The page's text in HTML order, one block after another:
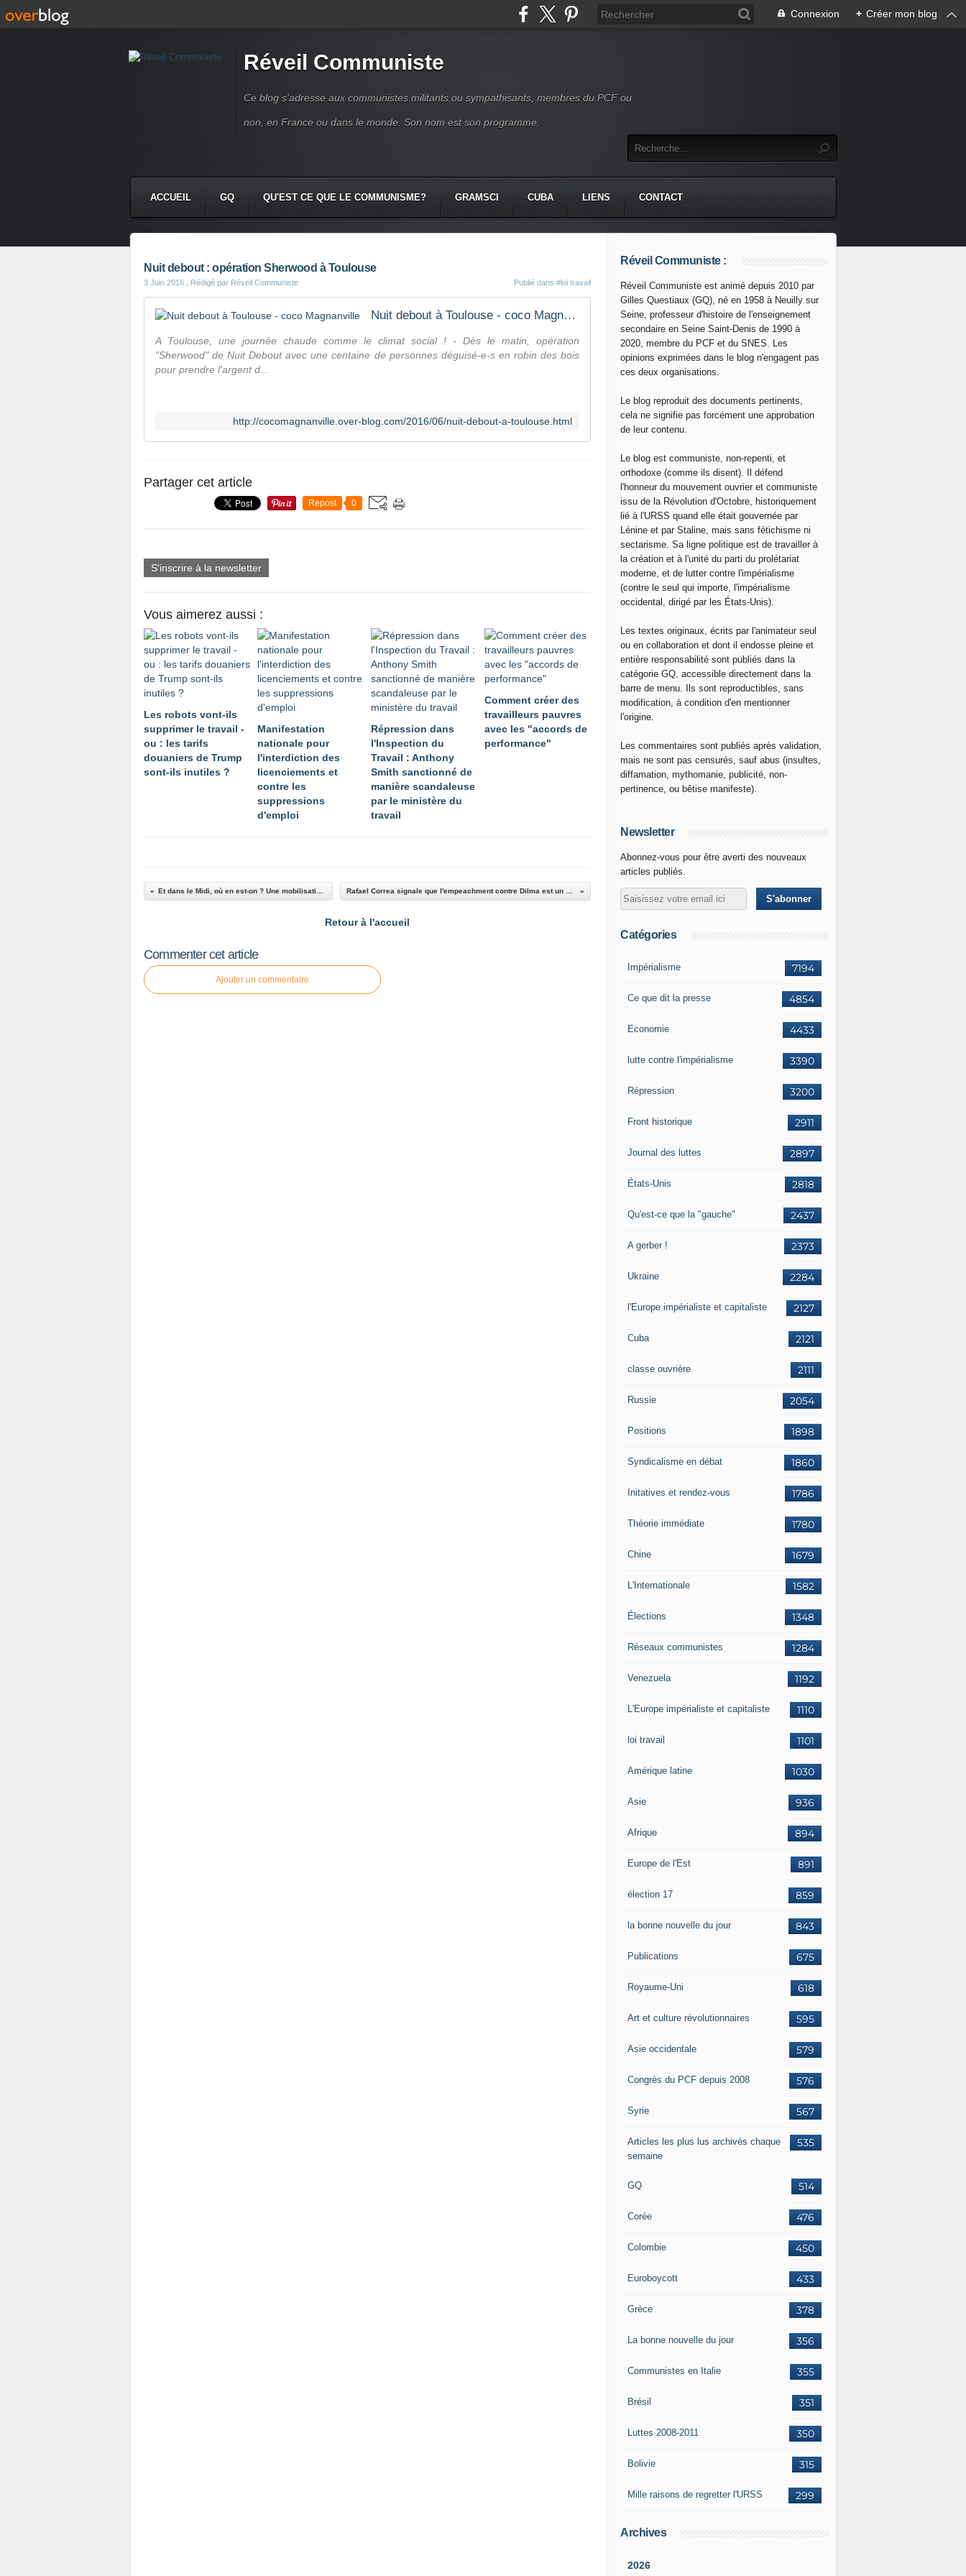
Connexion + Créer mon blog
Réveil Communiste
Ce blog s'adresse aux communistes militants ou sympathisants, membres du PCF ou
non, en France ou dans le monde. Son nom est son programme.
ACCUEIL GQ QU'EST CE QUE LE COMMUNISME? GRAMSCI CUBA LIENS CONTACT
Nuit debout : opération Sherwood à Toulouse
3 Juin 2016 , Rédigé par Réveil Communiste Publié dans #loi travail
Nuit debout à Toulouse - coco Magnanville
A Toulouse, une journée chaude comme le climat social ! - Dès le matin, opération
"Sherwood" de Nuit Debout avec une centaine de personnes déguisé-e-s en robin des bois
pour prendre l'argent d...
http://cocomagnanville.over-blog.com/2016/06/nuit-debout-a-toulouse.html
Partager cet article
Repost 0
S'inscrire à la newsletter
Vous aimerez aussi :
Les robots vont-ils
supprimer le travail -
ou : les tarifs
douaniers de Trump
sont-ils inutiles ?
Manifestation
nationale pour
l'interdiction des
licenciements et
contre les
suppressions
d'emploi
Répression dans
l'Inspection du
Travail : Anthony
Smith sanctionné de
manière scandaleuse
par le ministère du
travail
Comment créer des
travailleurs pauvres
avec les "accords de
performance"
Retour à l'accueil
Commenter cet article
Ajouter un commentaire
Réveil Communiste :
Réveil Communiste est animé depuis 2010 par
Gilles Questiaux (GQ), né en 1958 à Neuilly sur
Seine, professeur d'histoire de l'enseignement
secondaire en Seine Saint-Denis de 1990 à
2020, membre du PCF et du SNES. Les
opinions exprimées dans le blog n'engagent pas
ces deux organisations.
Le blog reproduit des documents pertinents,
cela ne signifie pas forcément une approbation
de leur contenu.
Le blog est communiste, non-repenti, et
orthodoxe (comme ils disent). Il défend
l'honneur du mouvement ouvrier et communiste
issu de la Révolution d'Octobre, historiquement
lié à l'URSS quand elle était gouvernée par
Lénine et par Staline, mais sans fétichisme ni
sectarisme. Sa ligne politique est de travailler à
la création et à l'unité du parti du prolétariat
moderne, et de lutter contre l'impérialisme
(contre le seul qui importe, l'impérialisme
occidental, dirigé par les États-Unis).
Les textes originaux, écrits par l'animateur seul
ou en collaboration et dont il endosse pleine et
entière responsabilité sont publiés dans la
catégorie GQ, accessible directement dans la
barre de menu. Ils sont reproductibles, sans
modification, à condition d'en mentionner
l'origine.
Les commentaires sont publiés après validation,
mais ne sont pas censurés, sauf abus (insultes,
diffamation, mythomanie, publicité, non-
pertinence, ou bêtise manifeste).
Newsletter
Abonnez-vous pour être averti des nouveaux
articles publiés.
Catégories
7194
Impérialisme
4854
Ce que dit la presse
4433
Economie
3390
lutte contre l'impérialisme
3200
Répression
2911
Front historique
2897
Journal des luttes
2818
États-Unis
2437
Qu'est-ce que la "gauche"
2373
A gerber !
2284
Ukraine
2127
l'Europe impérialiste et capitaliste
2121
Cuba
2111
classe ouvrière
2054
Russie
1898
Positions
1860
Syndicalisme en débat
1786
Initatives et rendez-vous
1780
Théorie immédiate
1679
Chine
1582
L'Internationale
1348
Élections
1284
Réseaux communistes
1192
Venezuela
1110
L'Europe impérialiste et capitaliste
1101
loi travail
1030
Amérique latine
936
Asie
894
Afrique
891
Europe de l'Est
859
élection 17
843
la bonne nouvelle du jour
675
Publications
618
Royaume-Uni
595
Art et culture révolutionnaires
579
Asie occidentale
576
Congrès du PCF depuis 2008
567
Syrie
535
Articles les plus lus archivés chaque
semaine
514
GQ
476
Corée
450
Colombie
433
Euroboycott
378
Grèce
356
La bonne nouvelle du jour
355
Communistes en Italie
351
Brésil
350
Luttes 2008-2011
315
Bolivie
299
Mille raisons de regretter l'URSS
Archives
2026